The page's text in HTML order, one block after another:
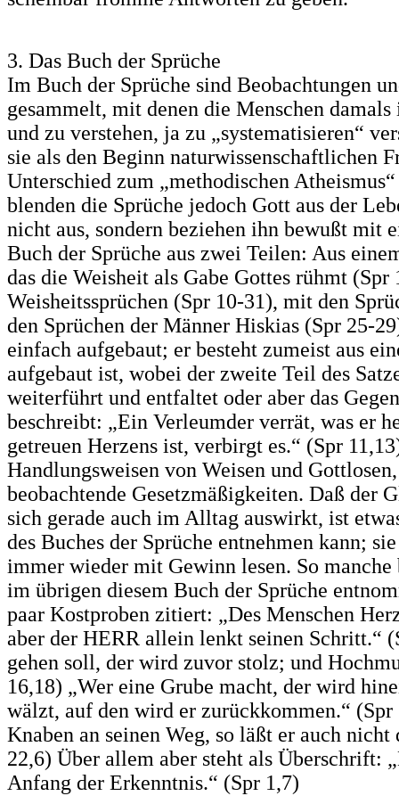
3. Das Buch der Sprüche
Im Buch der Sprüche sind Beobachtungen
gesammelt, mit denen die Menschen
und zu verstehen, ja zu „systematisieren“
sie als den Beginn naturwissenschaftlichen
Unterschied zum „methodischen
blenden die Sprüche jedoch Gott aus der
nicht aus, sondern beziehen ihn bewußt mit
Buch der Sprüche aus zwei Teilen: Aus
das die Weisheit als Gabe Gottes rühmt
Weisheitssprüchen (Spr 10-31), mit den
den Sprüchen der Männer Hiskias (Spr 25-
einfach aufgebaut; er besteht zumeist aus
aufgebaut ist, wobei der zweite Teil des
weiterführt und entfaltet oder aber das
beschreibt: „Ein Verleumder verrät, was er
getreuen Herzens ist, verbirgt es.“ (Spr
Handlungsweisen von Weisen und
beobachtende Gesetzmäßigkeiten. Daß der
sich gerade auch im Alltag auswirkt, ist
des Buches der Sprüche entnehmen kann;
immer wieder mit Gewinn lesen. So
im übrigen diesem Buch der Sprüche
paar Kostproben zitiert: „Des Menschen
aber der HERR allein lenkt seinen Schritt.“
gehen soll, der wird zuvor stolz; und
16,18) „Wer eine Grube macht, der wird
wälzt, auf den wird er zurückkommen.“ (Spr
Knaben an seinen Weg, so läßt er auch
22,6) Über allem aber steht als Überschrift:
Anfang der Erkenntnis.“ (Spr 1,7)